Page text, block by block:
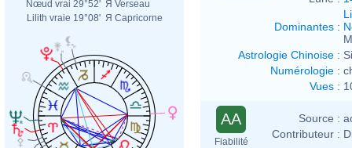
Nœud vrai 29°52' Я Verseau
Lilith vraie 19°08' Я Capricorne
Dominantes :
Astrologie Chinoise :
Numérologie :
Vues :
AA
Fiabilité
Source :
Contributeur :